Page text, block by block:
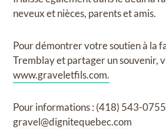
neveux et nièces, parents et amis.
Pour démontrer votre soutien à la
Tremblay et partager un souvenir,
www.graveletfils.com.
Pour informations : (418) 543-
gravel@dignitequebec.com